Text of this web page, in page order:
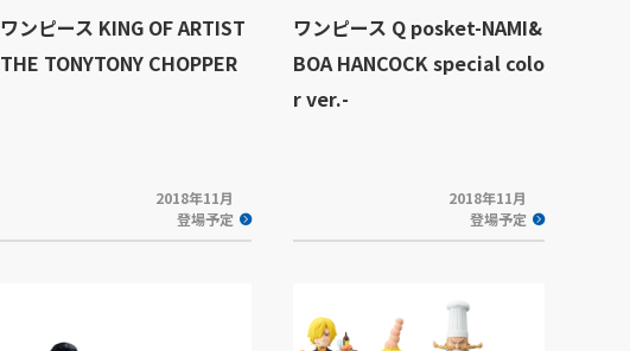
ワンピース KING OF ARTIST
THE TONYTONY CHOPPER
2018年11月
登場予定
ワンピース Q posket-NAMI&
BOA HANCOCK special colo
r ver.-
2018年11月
登場予定